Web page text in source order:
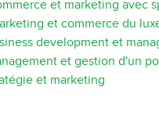
et marketing avec
et commerce du
development et
et gestion d'un
et marketing